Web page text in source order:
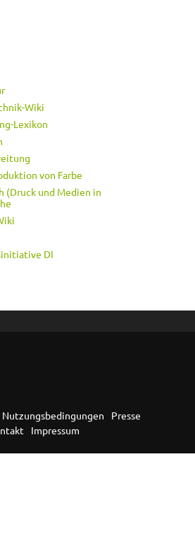
Wiki
Lexikon
von Farbe
(Druck und Medien in
DI
Nutzungsbedingungen
Presse
Impressum